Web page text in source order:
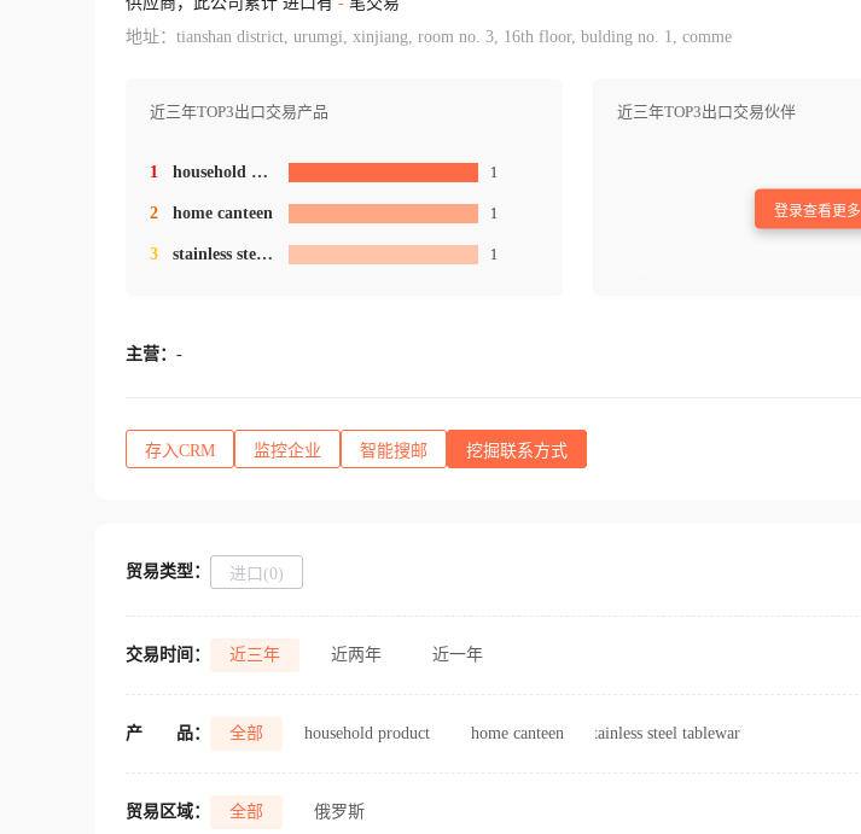
地址：tianshan district, urumgi, xinjiang, room no. 3, 16th floor, bulding no. 1, comme
近三年TOP3出口交易产品
1 household product 1
2 home canteen 1
3 stainless steel tableware 1
近三年TOP3出口交易伙伴
登录查看更多
主营： -
存入CRM 监控企业 智能搜邮 挖掘联系方式
贸易类型： 进口(0)
交易时间： 近三年 近两年 近一年
产 品： 全部 household product home canteen stainless steel tableware
贸易区域： 全部 俄罗斯